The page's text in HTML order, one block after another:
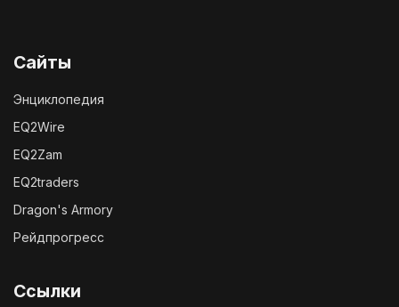
Сайты
Энциклопедия
EQ2Wire
EQ2Zam
EQ2traders
Dragon's Armory
Рейдпрогресс
Ссылки